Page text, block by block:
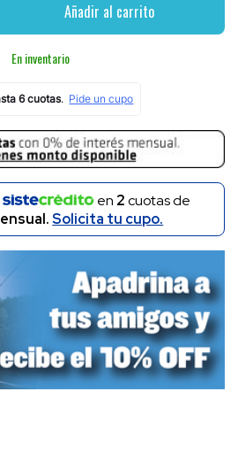
Añadir al carrito
En inventario
en 2cuotas de
Solicita tu cupo.